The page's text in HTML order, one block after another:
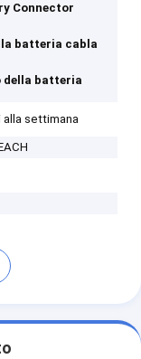
Connector
batteria cabla
della batteria
alla settimana